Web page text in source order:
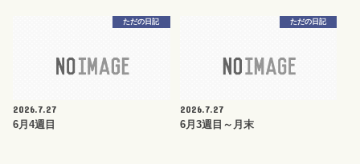
ただの日記
2026.7.27
6月4週目
ただの日記
2026.7.27
6月3週目～月末